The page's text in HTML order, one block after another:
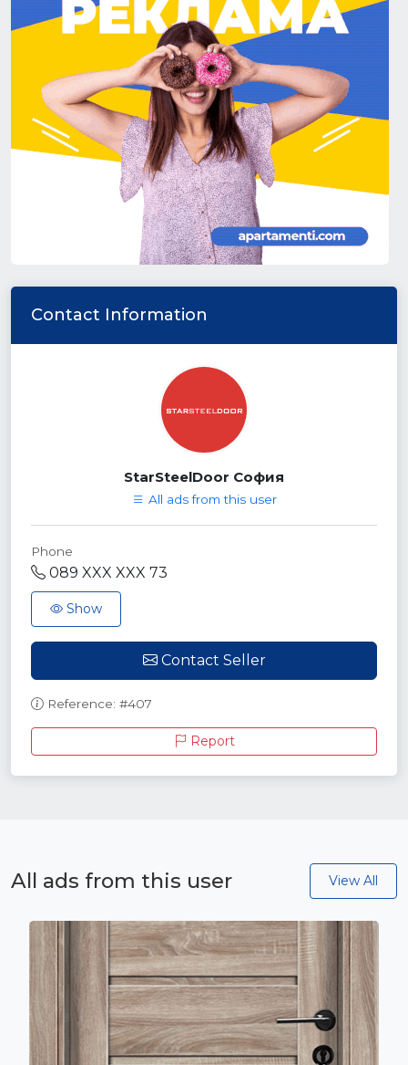
Contact Information
StarSteelDoor София
All ads from this user
Phone
089 XXX XXX 73
Show
Contact Seller
Reference: #407
Report
All ads from this user View All